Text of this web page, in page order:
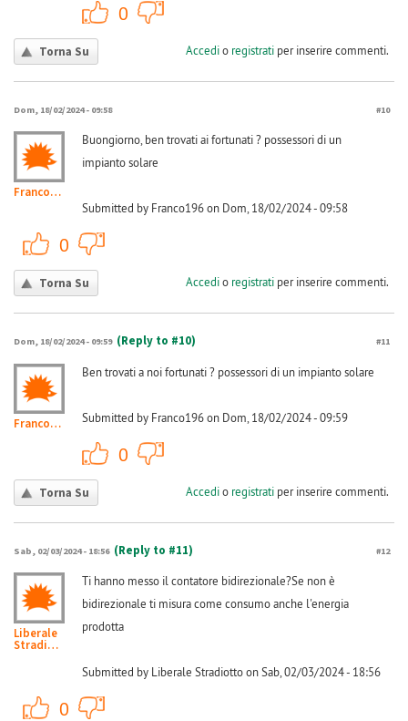
0
Torna Su Accedio registratiper inserire commenti.
Dom, 18/02/2024 - 09:58 #10
Franco196
Buongiorno, ben trovati ai fortunati ? possessori di un
impianto solare
Submitted by Franco196 on Dom, 18/02/2024 - 09:58
0
Torna Su Accedio registratiper inserire commenti.
Dom, 18/02/2024 - 09:59 (Reply to #10) #11
Franco196
Ben trovati a noi fortunati ? possessori di un impianto solare
Submitted by Franco196 on Dom, 18/02/2024 - 09:59
0
Torna Su Accedio registratiper inserire commenti.
Sab, 02/03/2024 - 18:56 (Reply to #11) #12
Liberale
Stradiotto
Ti hanno messo il contatore bidirezionale?Se non è
bidirezionale ti misura come consumo anche l'energia
prodotta
Submitted by Liberale Stradiotto on Sab, 02/03/2024 - 18:56
0